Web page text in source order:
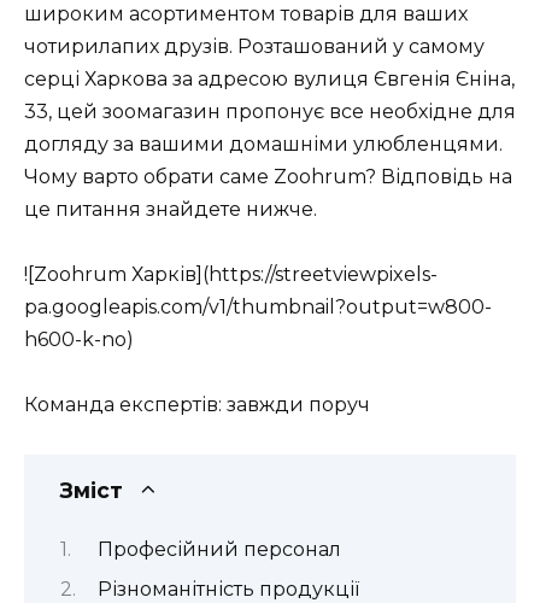
широким асортиментом товарів для ваших
чотирилапих друзів. Розташований у самому
серці Харкова за адресою вулиця Євгенія Єніна,
33, цей зоомагазин пропонує все необхідне для
догляду за вашими домашніми улюбленцями.
Чому варто обрати саме Zoohrum? Відповідь на
це питання знайдете нижче.
![Zoohrum Харків](https://streetviewpixels-
pa.googleapis.com/v1/thumbnail?output=w800-
h600-k-no)
Команда експертів: завжди поруч
Зміст
Професійний персонал
Різноманітність продукції